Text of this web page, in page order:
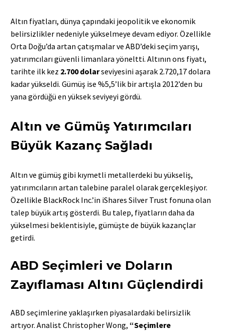
Altın fiyatları, dünya çapındaki jeopolitik ve ekonomik
belirsizlikler nedeniyle yükselmeye devam ediyor. Özellikle
Orta Doğu’da artan çatışmalar ve ABD’deki seçim yarışı,
yatırımcıları güvenli limanlara yöneltti. Altının ons fiyatı,
tarihte ilk kez 2.700 dolarseviyesini aşarak 2.720,17 dolara
kadar yükseldi. Gümüş ise %5,5’lik bir artışla 2012’den bu
yana gördüğü en yüksek seviyeyi gördü.
Altın ve Gümüş Yatırımcıları
Büyük Kazanç Sağladı
Altın ve gümüş gibi kıymetli metallerdeki bu yükseliş,
yatırımcıların artan talebine paralel olarak gerçekleşiyor.
Özellikle BlackRock Inc.’in iShares Silver Trust fonuna olan
talep büyük artış gösterdi. Bu talep, fiyatların daha da
yükselmesi beklentisiyle, gümüşte de büyük kazançlar
getirdi.
ABD Seçimleri ve Doların
Zayıflaması Altını Güçlendirdi
ABD seçimlerine yaklaşırken piyasalardaki belirsizlik
artıyor. Analist Christopher Wong, “Seçimlere